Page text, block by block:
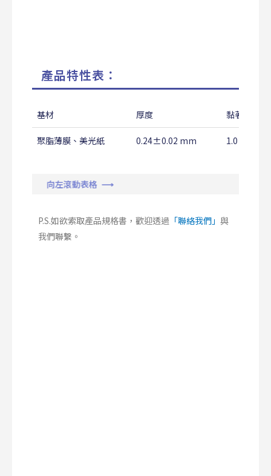
產品特性表：
基材 厚度 黏著力
聚脂薄膜、美光紙 0.24±0.02 mm 1.0↑ Kg/
向左滾動表格 ⟶
P.S.如欲索取產品規格書，歡迎透過 「聯絡我們」 與
我們聯繫。